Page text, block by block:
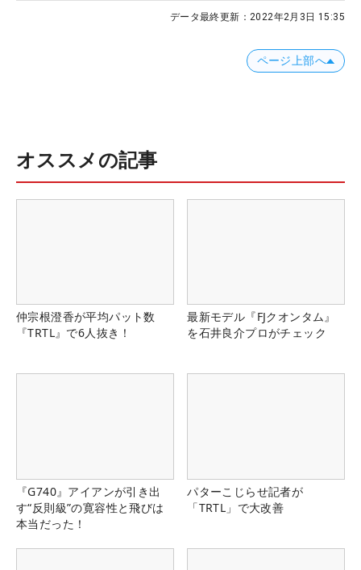
データ最終更新： 2022年2月3日 15:35
ページ上部へ
オススメの記事
仲宗根澄香が平均パット数
『TRTL』で6人抜き！
最新モデル『FJクオンタム』
を石井良介プロがチェック
『G740』アイアンが引き出
す“反則級”の寛容性と飛びは
本当だった！
パターこじらせ記者が
「TRTL」で大改善